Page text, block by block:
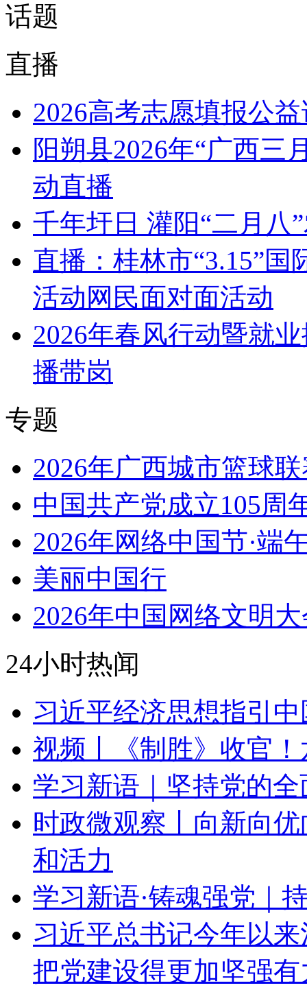
话题
直播
2026高考志愿填报公
阳朔县2026年“广西三
动直播
千年圩日 灌阳“二月八
直播：桂林市“3.15”
活动网民面对面活动
2026年春风行动暨就
播带岗
专题
2026年广西城市篮球
中国共产党成立105周
2026年网络中国节·端
美丽中国行
2026年中国网络文明
24小时热闻
习近平经济思想指引
视频丨《制胜》收官
学习新语｜坚持党的
时政微观察丨向新向
和活力
学习新语·铸魂强党｜
习近平总书记今年以
把党建设得更加坚强有